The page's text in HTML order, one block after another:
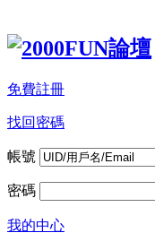
免費註冊
找回密碼
帳號
密碼
我的中心